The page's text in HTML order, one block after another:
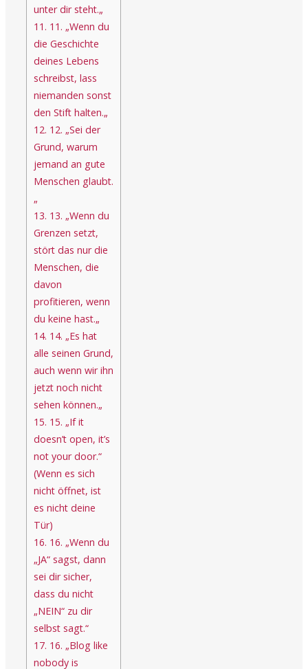
unter dir steht.„
11. 11. „Wenn du
die Geschichte
deines Lebens
schreibst, lass
niemanden sonst
den Stift halten.„
12. 12. „Sei der
Grund, warum
jemand an gute
Menschen glaubt.
„
13. 13. „Wenn du
Grenzen setzt,
stört das nur die
Menschen, die
davon
profitieren, wenn
du keine hast.„
14. 14. „Es hat
alle seinen Grund,
auch wenn wir ihn
jetzt noch nicht
sehen können.„
15. 15. „If it
doesn’t open, it’s
not your door.“
(Wenn es sich
nicht öffnet, ist
es nicht deine
Tür)
16. 16. „Wenn du
„JA“ sagst, dann
sei dir sicher,
dass du nicht
„NEIN“ zu dir
selbst sagt.“
17. 16. „Blog like
nobody is